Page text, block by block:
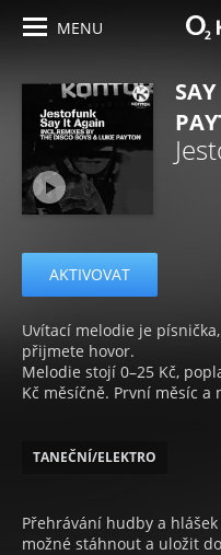
MENU
AKTIVOVAT
Uvítací melodie je
přijmete hovor.
Melodie stojí 0–25 Kč,
Kč měsíčně. První měsíc a
TANEČNÍ/ELEKTRO
Přehrávání hudby a
možné stáhnout a uložit